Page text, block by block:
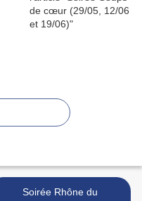
Soirée Rhône du